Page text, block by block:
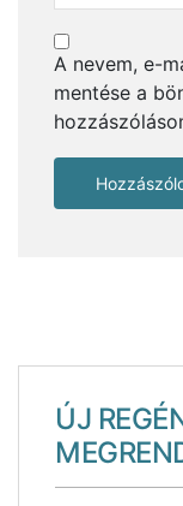
A nevem, e-
mentése a
ÚJ